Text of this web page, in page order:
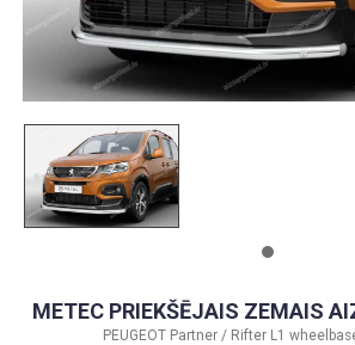
METEC PRIEKŠĒJAIS ZEMAIS
PEUGEOT Partner / Rifter L1